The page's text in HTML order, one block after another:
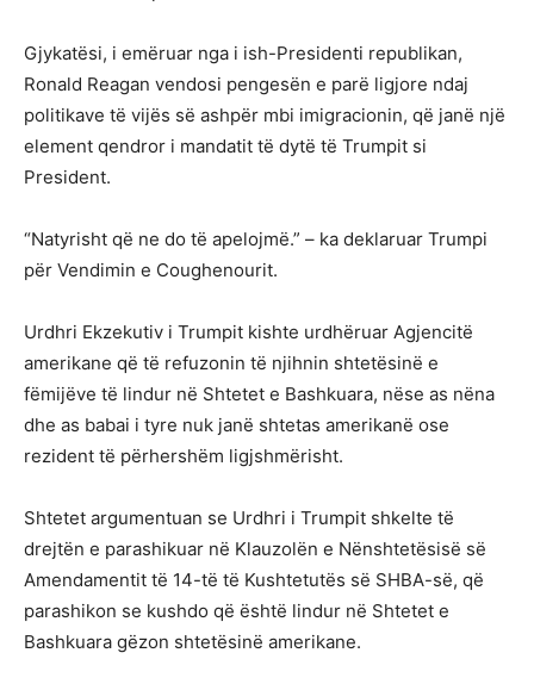
Gjykatësi, i emëruar nga i ish-Presidenti republikan,
Ronald Reagan vendosi pengesën e parë ligjore ndaj
politikave të vijës së ashpër mbi imigracionin, që janë një
element qendror i mandatit të dytë të Trumpit si
President.
“Natyrisht që ne do të apelojmë.” – ka deklaruar Trumpi
për Vendimin e Coughenourit.
Urdhri Ekzekutiv i Trumpit kishte urdhëruar Agjencitë
amerikane që të refuzonin të njihnin shtetësinë e
fëmijëve të lindur në Shtetet e Bashkuara, nëse as nëna
dhe as babai i tyre nuk janë shtetas amerikanë ose
rezident të përhershëm ligjshmërisht.
Shtetet argumentuan se Urdhri i Trumpit shkelte të
drejtën e parashikuar në Klauzolën e Nënshtetësisë së
Amendamentit të 14-të të Kushtetutës së SHBA-së, që
parashikon se kushdo që është lindur në Shtetet e
Bashkuara gëzon shtetësinë amerikane.